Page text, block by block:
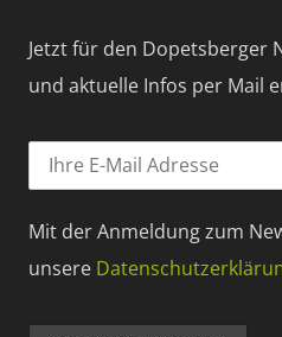
Jetzt für den Dopetsberger
und aktuelle Infos per Mail
Mit der Anmeldung zum
unsere